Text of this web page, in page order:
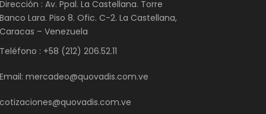
Dirección : Av. Ppal. La Castellana. Torre
Banco Lara. Piso 8. Ofic. C-2. La Castellana,
Caracas – Venezuela
Teléfono : +58 (212) 206.52.11
Email: mercadeo@quovadis.com.ve
cotizaciones@quovadis.com.ve